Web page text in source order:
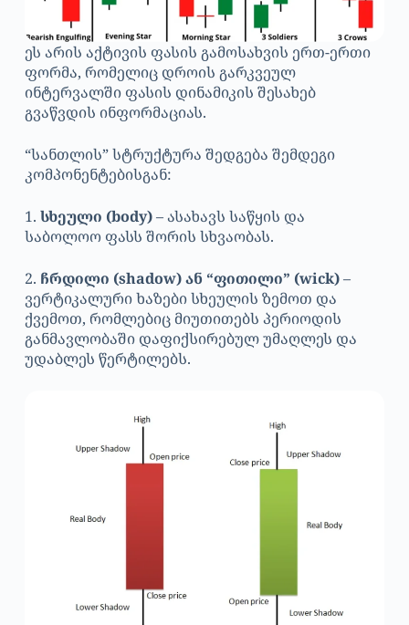
ეს არის აქტივის ფასის გამოსახვის ერთ-ერთი
ფორმა, რომელიც დროის გარკვეულ
ინტერვალში ფასის დინამიკის შესახებ
გვაწვდის ინფორმაციას.
“სანთლის” სტრუქტურა შედგება შემდეგი
კომპონენტებისგან:
1. სხეული (body)– ასახავს საწყის და
საბოლოო ფასს შორის სხვაობას.
2. ჩრდილი (shadow) ან “ფითილი” (wick)–
ვერტიკალური ხაზები სხეულის ზემოთ და
ქვემოთ, რომლებიც მიუთითებს პერიოდის
განმავლობაში დაფიქსირებულ უმაღლეს და
უდაბლეს წერტილებს.